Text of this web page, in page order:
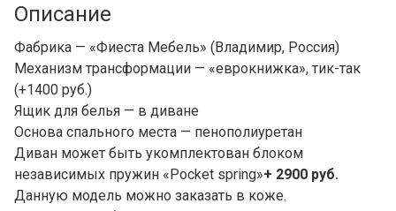
Описание
Фабрика — «Фиеста Мебель» (Владимир, Россия)
Механизм трансформации — «еврокнижка», тик-так
(+1400 руб.)
Ящик для белья — в диване
Основа спального места — пенополиуретан
Диван может быть укомплектован блоком
независимых пружин «Pocket spring»+ 2900 руб.
Данную модель можно заказать в коже.